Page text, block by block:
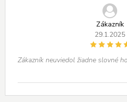
Zákazník
29.1.2025
Zákazník neuviedol žiadne slovné